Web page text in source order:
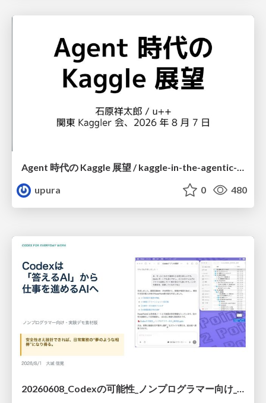
Agent 時代の Kaggle 展望 / kaggle-in-the-agentic-era
upura
0 480